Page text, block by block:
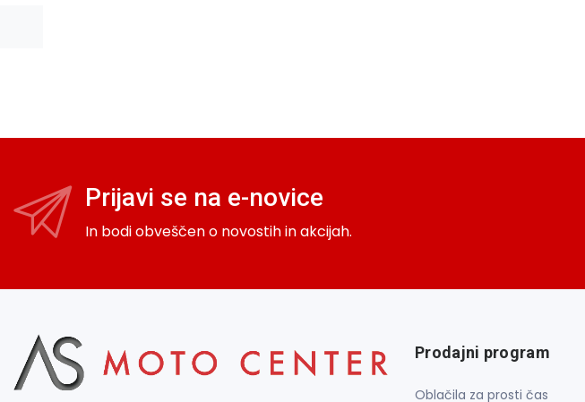
Prijavi se na e-novice
In bodi obveščen o novostih in akcijah.
Prodajni program
Oblačila za prosti čas